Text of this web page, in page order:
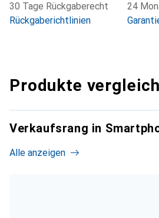
30 Tage Rückgaberecht
Rückgaberichtlinien
24
Produkte
Verkaufsrang in
Alle anzeigen